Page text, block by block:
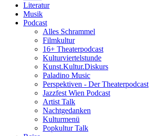
Literatur
Musik
Podcast
Alles Schrammel
Filmkultur
16+ Theaterpodcast
Kulturviertelstunde
Kunst.Kultur.Diskurs
Paladino Music
Perspektiven - Der Theaterpodcast
Jazzfest Wien Podcast
Artist Talk
Nachtgedanken
Kulturmenü
Popkultur Talk